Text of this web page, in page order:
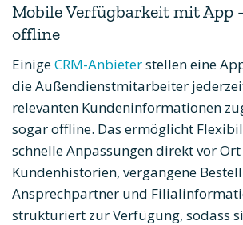
Mobile Verfügbarkeit mit App
offline
EinigeCRM-Anbieterstellen eine
die Außendienstmitarbeiter
relevanten Kundeninformationen
sogar offline. Das ermöglicht
schnelle Anpassungen direkt vor
Kundenhistorien, vergangene
Ansprechpartner und
strukturiert zur Verfügung, sodass